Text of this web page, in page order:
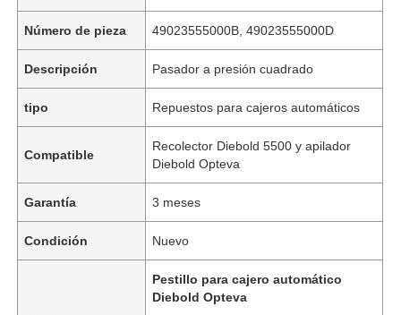
Número de pieza 49023555000B, 49023555000D
Descripción Pasador a presión cuadrado
tipo Repuestos para cajeros automáticos
Compatible
Recolector Diebold 5500 y apilador
Diebold Opteva
Garantía 3 meses
Condición Nuevo
Pestillo para cajero automático
Diebold Opteva